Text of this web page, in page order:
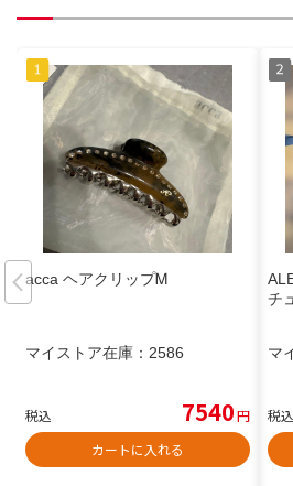
acca ヘアクリップᎷ
マイストア在庫： 2586
税込 7540円
カートに入れる
チ
マ
税込